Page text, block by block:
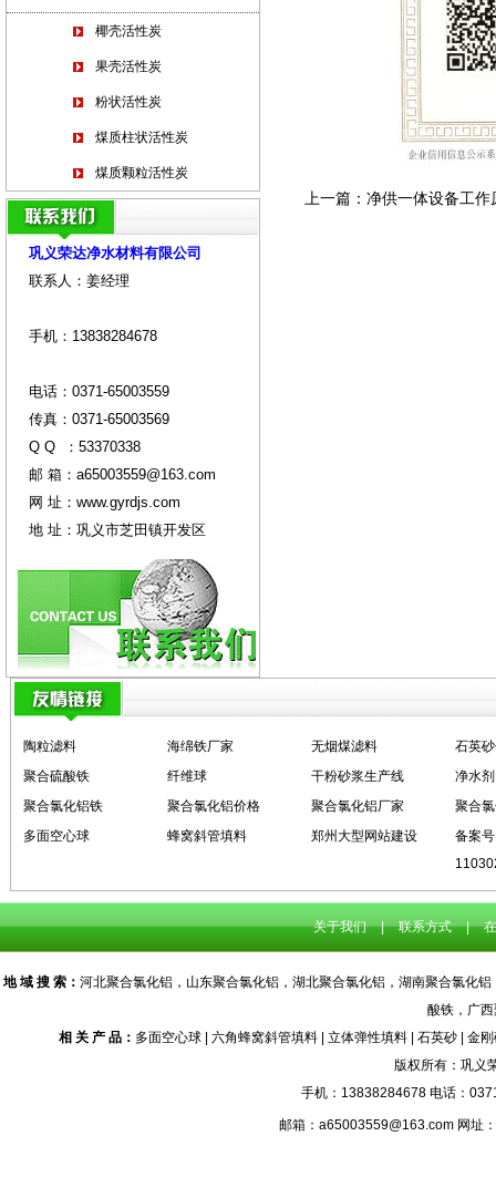
椰壳活性炭
果壳活性炭
粉状活性炭
煤质柱状活性炭
煤质颗粒活性炭
巩义荣达净水材料有限公司
联系人：姜经理
手机：13838284678
电话：0371-65003559
传真：0371-65003569
Q Q ：53370338
邮 箱： a65003559@163.com
网 址： www.gyrdjs.com
地 址：巩义市芝田镇开发区
上一篇： 净供一体设备工作
陶粒滤料 海绵铁厂家 无烟煤滤料
石英
聚合硫酸铁
纤维球 干粉砂浆生产线
净水剂
聚合氯化铝铁
聚合氯化铝价格 聚合氯化铝厂家
聚合
多面空心球
蜂窝斜管填料 郑州大型网站建设
备案
关于我们 | 联系方式 |
地 域 搜 索：河北聚合氯化铝 ， 山东聚合氯化铝 ，湖北聚合氯化铝 ，湖南聚合氯化铝
酸铁 ， 广
相 关 产 品： 多面空心球 六角蜂窝斜管填料 立体弹性填料 石英砂
金
版权所有：巩义
手机：13838284678 电话：
邮箱：a65003559@163.com 网址